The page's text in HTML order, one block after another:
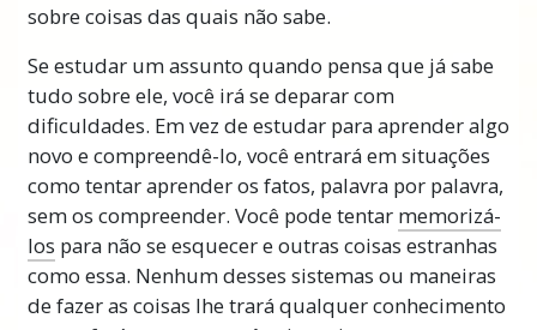
segurançafinanceira e ser feliz em tudo o que
fizer.
O mundo continua aavançarcom novas
invenções, novas maneiras de fazer coisas e
métodos mais rápidos, mais eficientes e
eficazes para alcançar objetivos. Esses
desenvolvimentos acontecem em todo o
mundo, todos os dias.
Só que paramanter o ritmoe acompanhar as
sobre coisas das quais não sabe.
Se estudar um assunto quando pensa que já sabe
tudo sobre ele, você irá se deparar com
dificuldades. Em vez de estudar para aprender algo
novo e compreendê-lo, você entrará em situações
como tentar aprender os fatos, palavra por palavra,
sem os compreender. Você pode tentar memorizá-
los para não se esquecer e outras coisas estranhas
como essa. Nenhum desses sistemas ou maneiras
de fazer as coisas lhe trará qualquer conhecimento